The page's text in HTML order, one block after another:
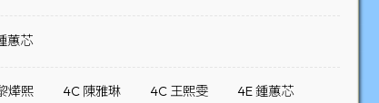
蕙芯
燁熙 4C 陳雅琳 4C 王熙雯
4E 鍾蕙芯